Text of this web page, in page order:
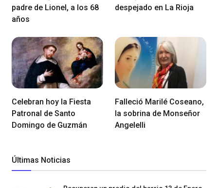
padre de Lionel, a los 68
años
despejado en La Rioja
Celebran hoy la Fiesta
Patronal de Santo
Domingo de Guzmán
Falleció Marilé Coseano,
la sobrina de Monseñor
Angelelli
Últimas Noticias